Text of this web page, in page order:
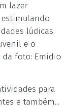
lazer
lúdicas
e o
foto: Emidio
para
e também...